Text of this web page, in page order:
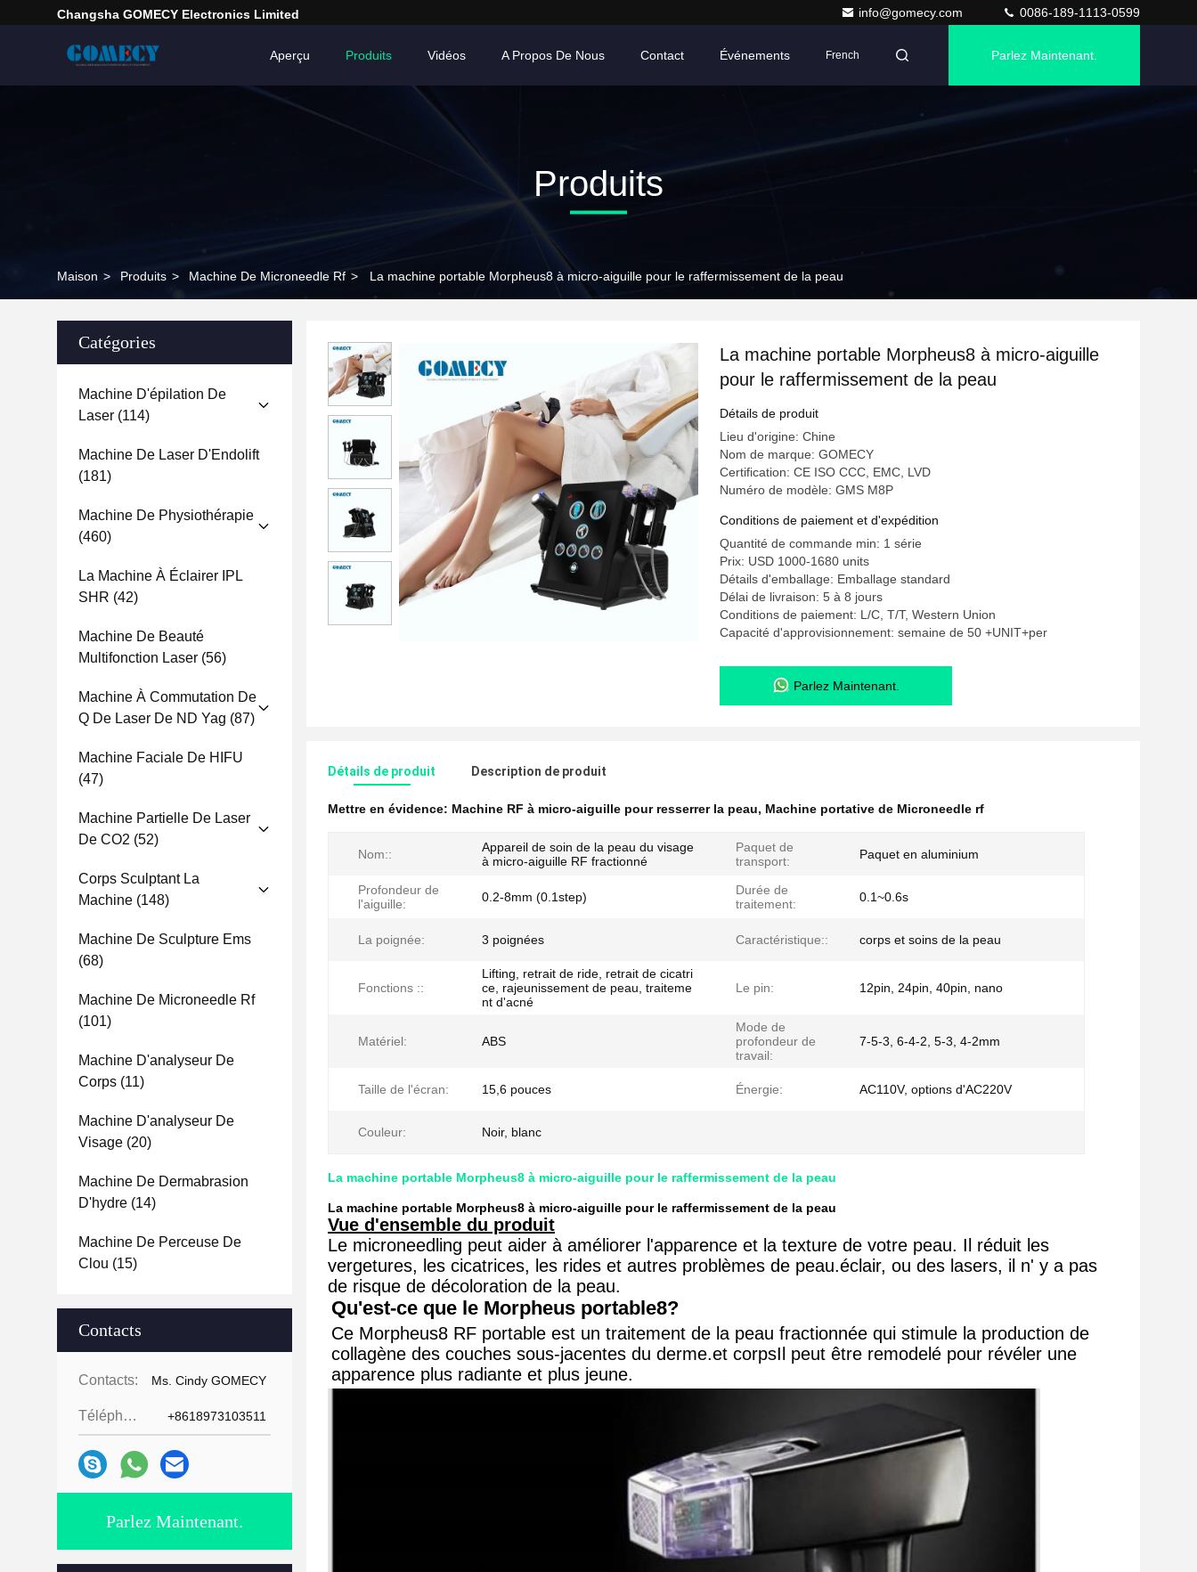
Changsha GOMECY Electronics Limited info@gomecy.com 0086-189-1113-0599
Aperçu Produits Vidéos A Propos De Nous Contact Événements French Parlez Maintenant.
Produits
Maison > Produits > Machine De Microneedle Rf > La machine portable Morpheus8 à micro-aiguille pour le raffermissement de la peau
Catégories
Machine D'épilation De
Laser (114)
Machine De Laser D'Endolift
(181)
Machine De Physiothérapie
(460)
La Machine À Éclairer IPL
SHR (42)
Machine De Beauté
Multifonction Laser (56)
Machine À Commutation De
Q De Laser De ND Yag (87)
Machine Faciale De HIFU
(47)
Machine Partielle De Laser
De CO2 (52)
Corps Sculptant La
Machine (148)
Machine De Sculpture Ems
(68)
Machine De Microneedle Rf
(101)
Machine D'analyseur De
Corps (11)
Machine D'analyseur De
Visage (20)
Machine De Dermabrasion
D'hydre (14)
Machine De Perceuse De
Clou (15)
Contacts
Contacts: Ms. Cindy GOMECY
Téléphone: +8618973103511
Parlez Maintenant.
La machine portable Morpheus8 à micro-aiguille
pour le raffermissement de la peau
Détails de produit
Lieu d'origine: Chine
Nom de marque: GOMECY
Certification: CE ISO CCC, EMC, LVD
Numéro de modèle: GMS M8P
Conditions de paiement et d'expédition
Quantité de commande min: 1 série
Prix: USD 1000-1680 units
Détails d'emballage: Emballage standard
Délai de livraison: 5 à 8 jours
Conditions de paiement: L/C, T/T, Western Union
Capacité d'approvisionnement: semaine de 50 +UNIT+per
Parlez Maintenant.
Détails de produit Description de produit
Mettre en évidence: Machine RF à micro-aiguille pour resserrer la peau, Machine portative de Microneedle rf
Nom::
Appareil de soin de la peau du visage
à micro-aiguille RF fractionné
Paquet de
transport:
Paquet en aluminium
Profondeur de
l'aiguille:
0.2-8mm (0.1step)
Durée de
traitement:
0.1~0.6s
La poignée: 3 poignées Caractéristique:: corps et soins de la peau
Fonctions ::
Lifting, retrait de ride, retrait de cicatri
ce, rajeunissement de peau, traiteme
nt d'acné
Le pin: 12pin, 24pin, 40pin, nano
Matériel: ABS
Mode de
profondeur de
travail:
7-5-3, 6-4-2, 5-3, 4-2mm
Taille de l'écran: 15,6 pouces Énergie: AC110V, options d'AC220V
Couleur: Noir, blanc
La machine portable Morpheus8 à micro-aiguille pour le raffermissement de la peau
La machine portable Morpheus8 à micro-aiguille pour le raffermissement de la peau
Vue d'ensemble du produit
Le microneedling peut aider à améliorer l'apparence et la texture de votre peau. Il réduit les
vergetures, les cicatrices, les rides et autres problèmes de peau.éclair, ou des lasers, il n' y a pas
de risque de décoloration de la peau.
Qu'est-ce que le Morpheus portable8?
Ce Morpheus8 RF portable est un traitement de la peau fractionnée qui stimule la production de
collagène des couches sous-jacentes du derme.et corpsIl peut être remodelé pour révéler une
apparence plus radiante et plus jeune.